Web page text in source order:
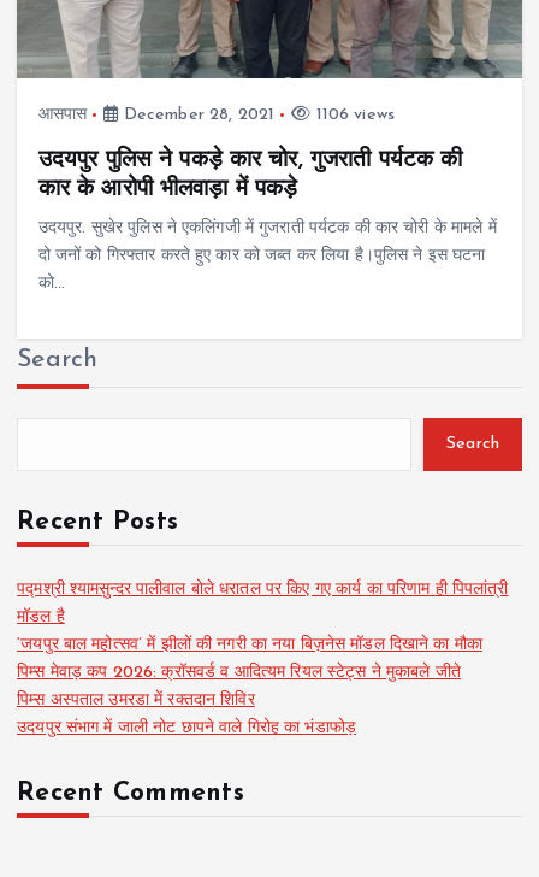
आसपास December 28, 2021 1106 views
उदयपुर पुलिस ने पकड़े कार चोर, गुजराती पर्यटक की
कार के आरोपी भीलवाड़ा में पकड़े
उदयपुर. सुखेर पुलिस ने एकलिंगजी में गुजराती पर्यटक की कार चोरी के मामले में
दो जनों को गिरफ्तार करते हुए कार को जब्त कर लिया है।पुलिस ने इस घटना
को…
Search
Search
Recent Posts
पद्मश्री श्यामसुन्दर पालीवाल बोले धरातल पर किए गए कार्य का परिणाम ही पिपलांत्री
मॉडल है
‘जयपुर बाल महोत्सव’ में झीलों की नगरी का नया बिज़नेस मॉडल दिखाने का मौका
पिम्स मेवाड़ कप 2026: क्रॉसवर्ड व आदित्यम रियल स्टेट्स ने मुकाबले जीते
पिम्स अस्पताल उमरडा में रक्तदान शिविर
उदयपुर संभाग में जाली नोट छापने वाले गिरोह का भंडाफोड़
Recent Comments